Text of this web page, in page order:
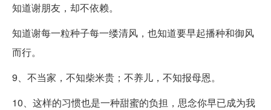
知道谢朋友，却不依赖。
知道谢每一粒种子每一缕清风，也知道要早起播种和御风
而行。
9、不当家，不知柴米贵；不养儿，不知报母恩。
10、这样的习惯也是一种甜蜜的负担，思念你早已成为我